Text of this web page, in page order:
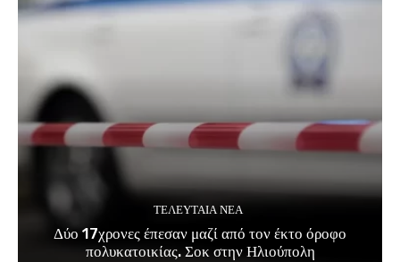
ΤΕΛΕΥΤΑΊΑ ΝΈΑ
Δύο 17χρονες έπεσαν μαζί από τον έκτο όροφο
πολυκατοικίας. Σοκ στην Ηλιούπολη